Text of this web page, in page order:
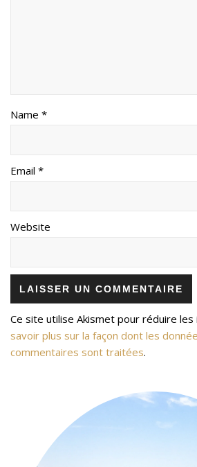
Name *
Email *
Website
Ce site utilise Akismet pour réduire les
savoir plus sur la façon dont les
commentaires sont traitées.